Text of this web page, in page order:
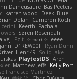
Daineusaure Bas Peeters
katren wood
Deek_Blue
Dolan
Cameron Koch
cerini
Keerthi Pachala
Søren Rosendahl
Pzit ✧ 𝔪𝔞𝔯𝔦 ✧ eeee
D1REW00F Ryan Dunn
Henri49 Solid Jake
PlaytestDS Aren
Matthew Jeffs Kelly Port
Francisco Martinez